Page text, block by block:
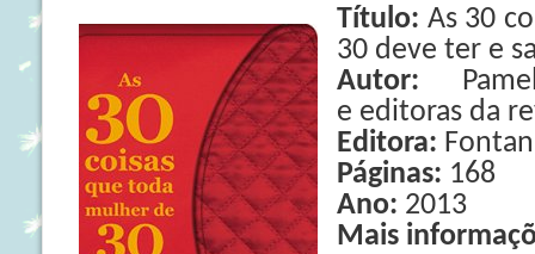
Título: As 30
30 deve ter e
Autor:
e editoras da
Editora:
Páginas: 168
Ano: 2013
Mais